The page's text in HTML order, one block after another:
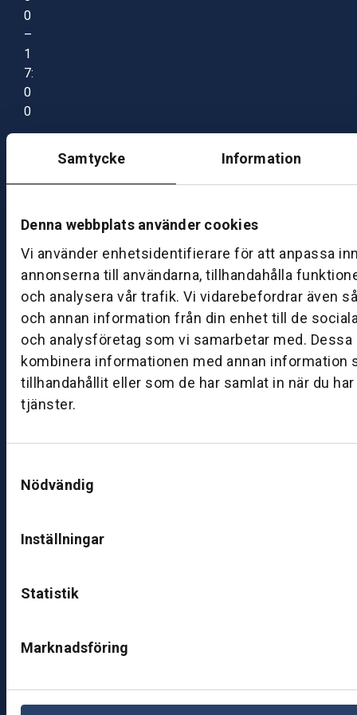
Samtycke Information
Denna webbplats använder cookies
Vi använder enhetsidentifierare för att anpassa
annonserna till användarna, tillhandahålla
och analysera vår trafik. Vi vidarebefordrar även
och annan information från din enhet till de
och analysföretag som vi samarbetar med. Dessa
kombinera informationen med annan information
tillhandahållit eller som de har samlat in när du
tjänster.
Nödvändig
Inställningar
Statistik
Marknadsföring
0
–
1
7:
0
0
ut
S
ö
v
d
e
ik
J
ö
g
u
d